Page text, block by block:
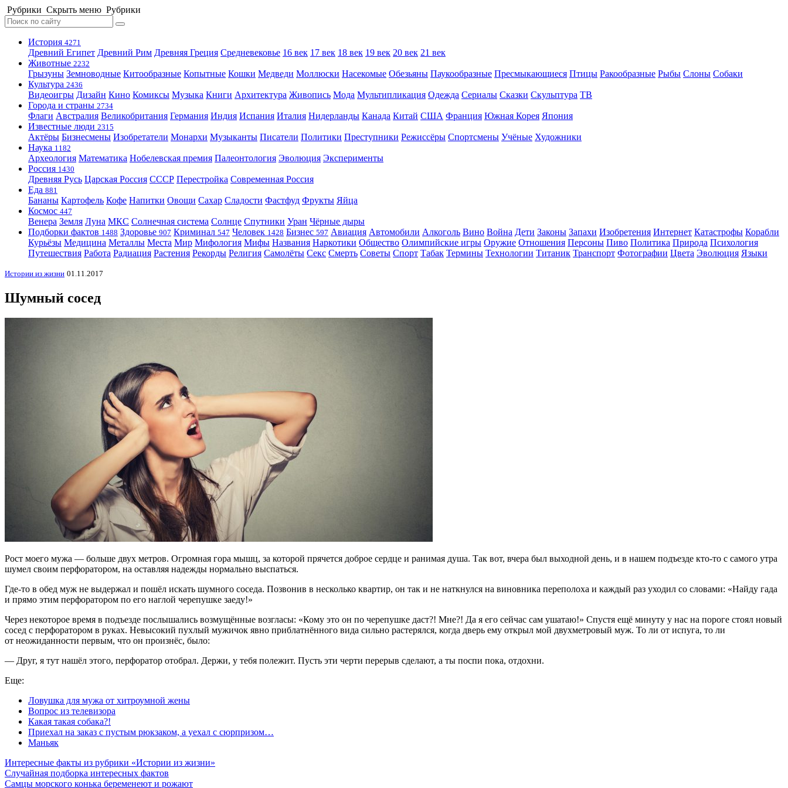
Рубрики Скрыть меню Рубрики
История 4271
Древний Египет Древний Рим Древняя Греция Средневековье 16 век 17 век 18 век 19 век 20 век 21 век
Животные 2232
Грызуны Земноводные Китообразные Копытные Кошки Медведи Моллюски Насекомые Обезьяны Паукообразные Пресмыкающиеся Птицы Ракообразные Рыбы Слоны Собаки
Культура 2436
Видеоигры Дизайн Кино Комиксы Музыка Книги Архитектура Живопись Мода Мультипликация Одежда Сериалы Сказки Скульптура ТВ
Города и страны 2734
Флаги Австралия Великобритания Германия Индия Испания Италия Нидерланды Канада Китай США Франция Южная Корея Япония
Известные люди 2315
Актёры Бизнесмены Изобретатели Монархи Музыканты Писатели Политики Преступники Режиссёры Спортсмены Учёные Художники
Наука 1182
Археология Математика Нобелевская премия Палеонтология Эволюция Эксперименты
Россия 1430
Древняя Русь Царская Россия СССР Перестройка Современная Россия
Еда 881
Бананы Картофель Кофе Напитки Овощи Сахар Сладости Фастфуд Фрукты Яйца
Космос 447
Венера Земля Луна МКС Солнечная система Солнце Спутники Уран Чёрные дыры
Подборки фактов 1488 Здоровье 907 Криминал 547 Человек 1428 Бизнес 597 Авиация Автомобили Алкоголь Вино Война Дети Законы Запахи Изобретения Интернет Катастрофы Корабли
Курьёзы Медицина Металлы Места Мир Мифология Мифы Названия Наркотики Общество Олимпийские игры Оружие Отношения Персоны Пиво Политика Природа Психология
Путешествия Работа Радиация Растения Рекорды Религия Самолёты Секс Смерть Советы Спорт Табак Термины Технологии Титаник Транспорт Фотографии Цвета Эволюция Языки
Истории из жизни 01.11.2017
Шумный сосед
Рост моего мужа — больше двух метров. Огромная гора мышц, за которой прячется доброе сердце и ранимая душа. Так вот, вчера был выходной день, и в нашем подъезде кто-то с самого утра
шумел своим перфоратором, на оставляя надежды нормально выспаться.
Где-то в обед муж не выдержал и пошёл искать шумного соседа. Позвонив в несколько квартир, он так и не наткнулся на виновника переполоха и каждый раз уходил со словами: «Найду гада
и прямо этим перфоратором по его наглой черепушке заеду!»
Через некоторое время в подъезде послышались возмущённые возгласы: «Кому это он по черепушке даст?! Мне?! Да я его сейчас сам ушатаю!» Спустя ещё минуту у нас на пороге стоял новый
сосед с перфоратором в руках. Невысокий пухлый мужичок явно приблатнённого вида сильно растерялся, когда дверь ему открыл мой двухметровый муж. То ли от испуга, то ли
от неожиданности первым, что он произнёс, было:
— Друг, я тут нашёл этого, перфоратор отобрал. Держи, у тебя полежит. Пусть эти черти перерыв сделают, а ты поспи пока, отдохни.
Еще:
Ловушка для мужа от хитроумной жены
Вопрос из телевизора
Какая такая собака?!
Приехал на заказ с пустым рюкзаком, а уехал с сюрпризом…
Маньяк
Интересные факты из рубрики «Истории из жизни»
Случайная подборка интересных фактов
Самцы морского конька беременеют и рожают